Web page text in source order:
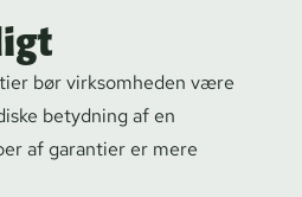
bør virksomheden være
betydning af en
af garantier er mere